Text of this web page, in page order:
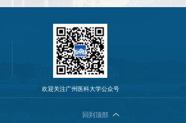
欢迎关注广州医科大学公众号
回到顶部